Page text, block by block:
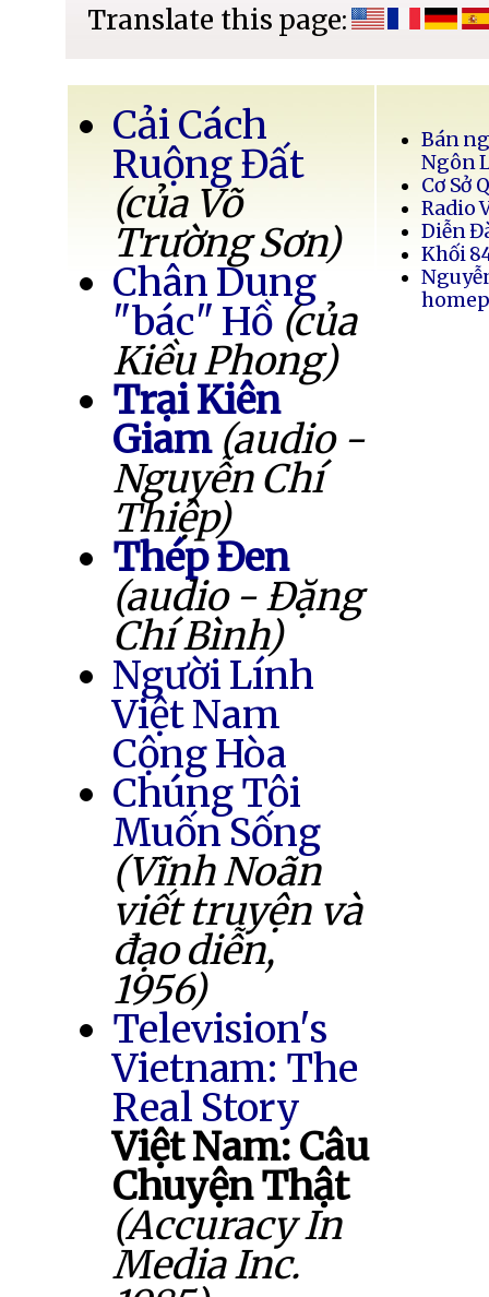
Translate this page:
Cải Cách
Ruộng Đất
(của Võ
Trường Sơn)
Chân Dung
"bác" Hồ (của
Kiều Phong)
Trại Kiên
Giam (audio -
Nguyễn Chí
Thiệp)
Thép Đen
(audio - Đặng
Chí Bình)
Người Lính
Việt Nam
Cộng Hòa
Chúng Tôi
Muốn Sống
(Vĩnh Noãn
viết truyện và
đạo diễn,
1956)
Television's
Vietnam: The
Real Story
Việt Nam: Câu
Chuyện Thật
(Accuracy In
Media Inc.
Bán
Ngôn
Cơ Sở
Radio
Diễn
Khối